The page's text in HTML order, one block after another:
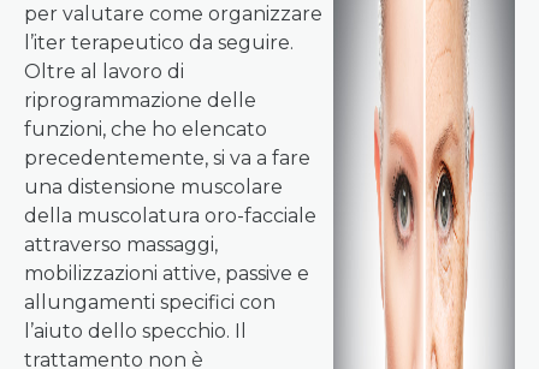
per valutare come organizzare
l’iter terapeutico da seguire.
Oltre al lavoro di
riprogrammazione delle
funzioni, che ho elencato
precedentemente, si va a fare
una distensione muscolare
della muscolatura oro-facciale
attraverso massaggi,
mobilizzazioni attive, passive e
allungamenti specifici con
l’aiuto dello specchio. Il
trattamento non è